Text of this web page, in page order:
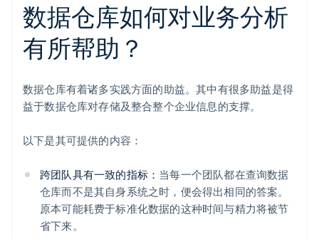
数据仓库如何对业务分析
有所帮助？
数据仓库有着诸多实践方面的助益。其中有很多助益是得
益于数据仓库对存储及整合整个企业信息的支撑。
以下是其可提供的内容：
跨团队具有一致的指标： 当每一个团队都在查询数据
仓库而不是其自身系统之时，便会得出相同的答案。
原本可能耗费于标准化数据的这种时间与精力将被节
省下来。